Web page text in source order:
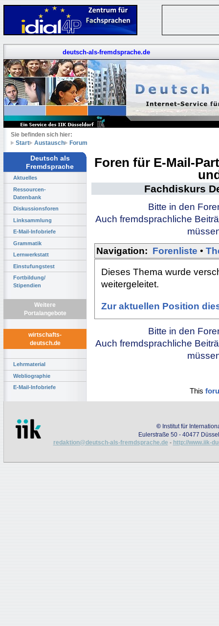
deutsch-als-fremdsprache.de
Sie befinden sich hier:
Start
Austausch Forum
Deutsch als
Fremdsprache
Aktuelles
Ressourcen-
Datenbank
Diskussionsforen
Linksammlung
E-Mail-Infobriefe
Grammatik
Lernwerkstatt
Einstufungstest
Fortbildung/
Stipendien
Weitere
Portalangebote
wirtschafts-
deutsch.de
Lehrmaterial
Webliographie
E-Mail-Infobriefe
Foren für E-Mail-
Fachdiskurs
Bitte in den
Auch fremdsprachliche
Navigation: Forenliste •
Dieses Thema wurde
weitergeleitet.
Zur aktuellen Position
Bitte in den
Auch fremdsprachliche
This
© Institut für
Eulerstraße 50 - 40477
redaktion@deutsch-als-fremdsprache.de - http://www.iik-